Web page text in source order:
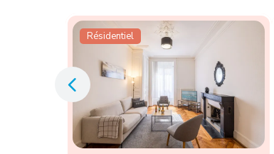
Résidentiel